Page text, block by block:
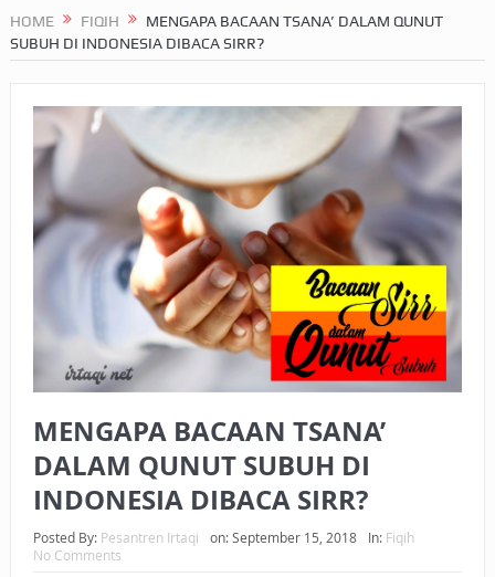
MIMPI YANG DIABAIKAN MENJELANG PERANG BADAR
SEBELUM TIBA SAAT WAJIB?
HAKIKAT NIKMAT DI DUNIA!
BAGAIMANA CARA MEMBAYAR ZAKAT UANG?
UANG HARAM BISA MENJADI HALAL JIKA SEBAB
KEPEMILIKANNYA BERUBAH
ISTIDLAL BATIL VS ISTIDLAL SYAR’I
BAHASA CINTA KARENA ALLAH
HUKUM MEMBAYAR ZAKAT DENGAN CARA MENGANGSUR
HUKUM MEMBAYAR ZAKAT KEPADA KERABAT SENDIRI
HOME FIQIH
MENGAPA BACAAN TSANA’ DALAM QUNUT
SUBUH DI INDONESIA DIBACA SIRR?
MENGAPA BACAAN TSANA’
DALAM QUNUT SUBUH DI
INDONESIA DIBACA SIRR?
Posted By: Pesantren Irtaqi on:September 15, 2018 In: Fiqih
No Comments